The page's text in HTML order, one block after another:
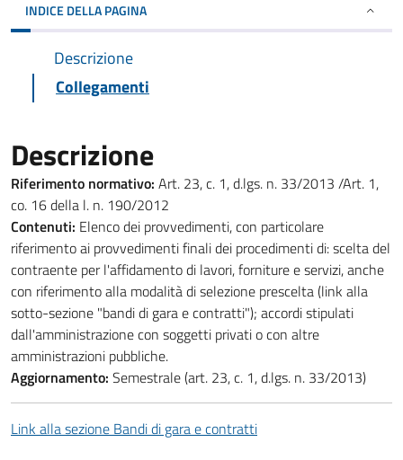
INDICE DELLA PAGINA
Descrizione
Collegamenti
Descrizione
Riferimento normativo: Art. 23, c. 1, d.lgs. n. 33/2013 /Art. 1,
co. 16 della l. n. 190/2012
Contenuti: Elenco dei provvedimenti, con particolare
riferimento ai provvedimenti finali dei procedimenti di: scelta del
contraente per l'affidamento di lavori, forniture e servizi, anche
con riferimento alla modalità di selezione prescelta (link alla
sotto-sezione "bandi di gara e contratti"); accordi stipulati
dall'amministrazione con soggetti privati o con altre
amministrazioni pubbliche.
Aggiornamento: Semestrale (art. 23, c. 1, d.lgs. n. 33/2013)
Link alla sezione Bandi di gara e contratti